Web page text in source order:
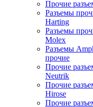
Прочие
Разъемы
Harting
Разъемы
Molex
Разъемы
прочие
Прочие
Neutrik
Прочие
Hirose
Прочие